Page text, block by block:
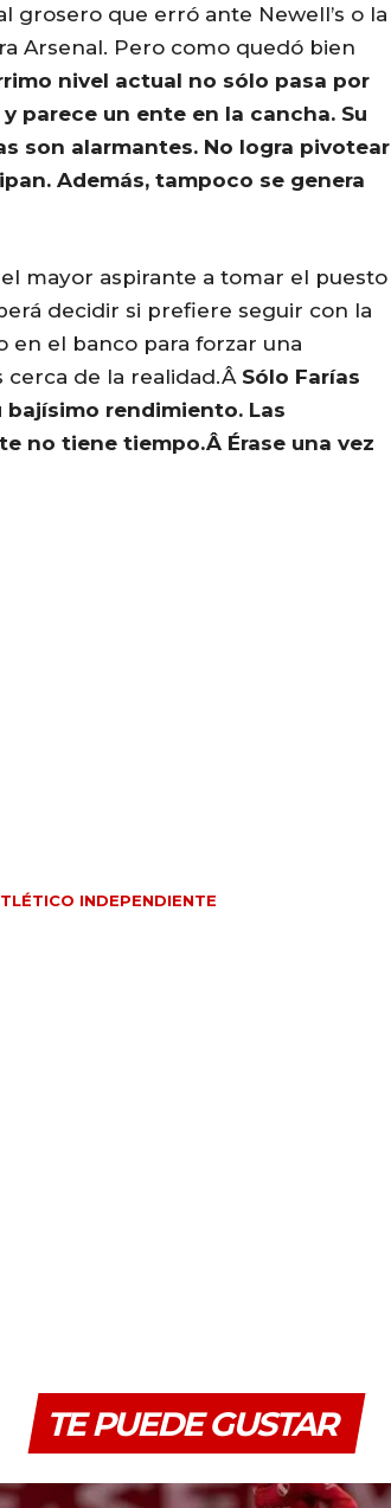
grosero que erró ante Newell’s o la
Arsenal. Pero como quedó bien
nivel actual no sólo pasa por
parece un ente en la cancha. Su
son alarmantes. No logra pivotear
Además, tampoco se genera
mayor aspirante a tomar el puesto
decidir si prefiere seguir con la
en el banco para forzar una
cerca de la realidad.Â Sólo Farías
bajísimo rendimiento. Las
no tiene tiempo.Â Érase una vez
INDEPENDIENTE
TE PUEDE GUSTAR